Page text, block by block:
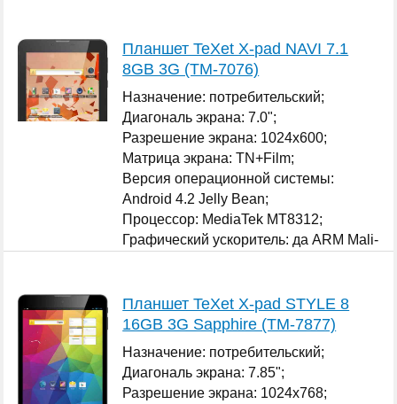
Планшет TeXet X-pad NAVI 7.1
8GB 3G (TM-7076)
Назначение: потребительский;
Диагональ экрана: 7.0";
Разрешение экрана: 1024x600;
Матрица экрана: TN+Film;
Версия операционной системы:
Android 4.2 Jelly Bean;
Процессор: MediaTek MT8312;
Графический ускоритель: да ARM Mali-
Планшет TeXet X-pad STYLE 8
16GB 3G Sapphire (TM-7877)
Назначение: потребительский;
Диагональ экрана: 7.85";
Разрешение экрана: 1024x768;